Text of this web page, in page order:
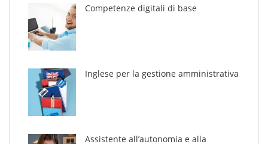
Competenze digitali di base
Inglese per la gestione amministrativa
Assistente all’autonomia e alla